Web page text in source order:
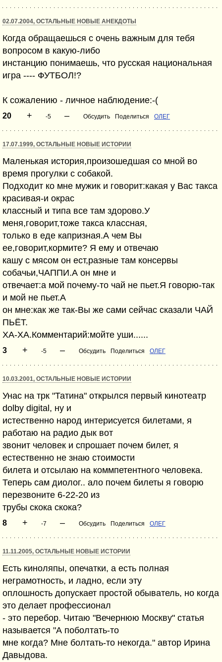
02.07.2004, ОСТАЛЬНЫЕ НОВЫЕ АНЕКДОТЫ
Когда обращаешься с очень важным для тебя
вопросом в какую-либо
инстанцию понимаешь, что русская национальная
игра ---- ФУТБОЛ!?
К сожалению - личное наблюдение:-(
20 + -5 – Обсудить Поделиться ОЛЕГ
17.07.1999, ОСТАЛЬНЫЕ НОВЫЕ ИСТОРИИ
Маленькая история,произошедшая со мной во
время прогулки с собакой.
Подходит ко мне мужик и говорит:какая у Вас такса
красивая-и окрас
классный и типа все там здорово.У
меня,говорит,тоже такса классная,
только в еде капризная.А чем Вы
ее,говорит,кормите? Я ему и отвечаю
кашу с мясом он ест,разные там консервы
собачьи,ЧАППИ.А он мне и
отвечает:а мой почему-то чай не пьет.Я говорю-так
и мой не пьет.A
он мне:как же так-Вы же сами сейчас сказали ЧАЙ
ПЬЁТ.
ХА-ХА.Комментарий:мойте уши......
3 + -5 – Обсудить Поделиться ОЛЕГ
10.03.2001, ОСТАЛЬНЫЕ НОВЫЕ ИСТОРИИ
Унас на трк "Татина" открылся первый кинотеатр
dolby digital, ну и
истественно народ интерисуется билетами, я
работаю на радио дык вот
звонит человек и спрошает почем билет, я
естественно не знаю стоимости
билета и отсылаю на коммпетентного человека.
Теперь сам диолог.. ало почем билеты я говорю
перезвоните 6-22-20 из
трубы скока скока?
8 + -7 – Обсудить Поделиться ОЛЕГ
11.11.2005, ОСТАЛЬНЫЕ НОВЫЕ ИСТОРИИ
Есть киноляпы, опечатки, а есть полная
неграмотность, и ладно, если эту
оплошность допускает простой обыватель, но когда
это делает профессионал
- это перебор. Читаю "Вечернюю Москву" статья
называется "А поболтать-то
мне когда? Мне болтать-то некогда." автор Ирина
Давыдова.